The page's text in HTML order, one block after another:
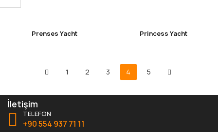
Prenses Yacht Princess Yacht
1 2 3 4 5
İletişim
TELEFON
+90 554 937 71 11